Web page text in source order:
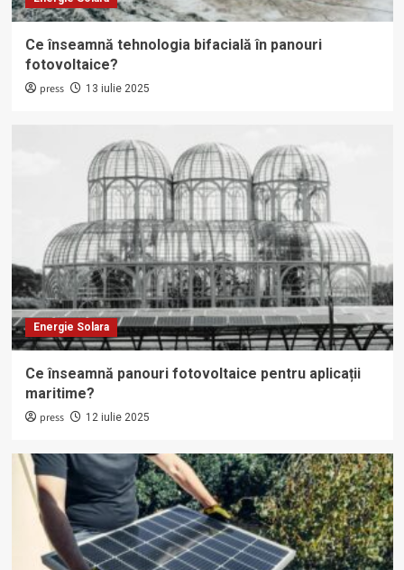
Ce înseamnă tehnologia bifacială în panouri
fotovoltaice?
press 13 iulie 2025
Energie Solara
Ce înseamnă panouri fotovoltaice pentru aplicații
maritime?
press 12 iulie 2025